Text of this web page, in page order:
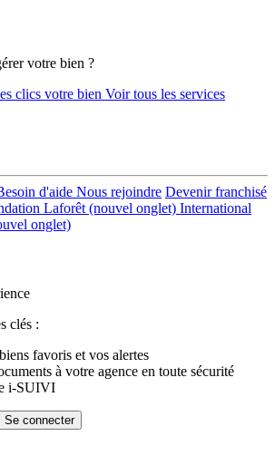
votre bien ?
clics votre bien Voir tous les services
d'aide Nous rejoindre Devenir franchisé
Laforêt (nouvel onglet) International
onglet)
clés :
favoris et vos alertes
à votre agence en toute sécurité
i-SUIVI
Se connecter